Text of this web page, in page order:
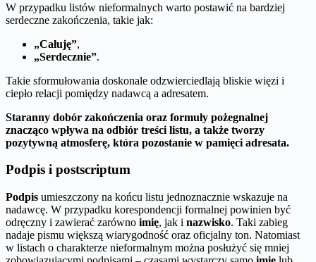
W przypadku listów nieformalnych warto postawić na bardziej
serdeczne zakończenia, takie jak:
„Całuję”,
„Serdecznie”.
Takie sformułowania doskonale odzwierciedlają bliskie więzi i
ciepło relacji pomiędzy nadawcą a adresatem.
Staranny dobór zakończenia oraz formuły pożegnalnej
znacząco wpływa na odbiór treści listu, a także tworzy
pozytywną atmosferę, która pozostanie w pamięci adresata.
Podpis i postscriptum
Podpis umieszczony na końcu listu jednoznacznie wskazuje na
nadawcę. W przypadku korespondencji formalnej powinien być
odręczny i zawierać zarówno imię, jak i nazwisko. Taki zabieg
nadaje pismu większą wiarygodność oraz oficjalny ton. Natomiast
w listach o charakterze nieformalnym można posłużyć się mniej